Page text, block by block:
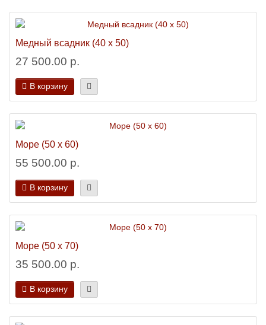
Медный всадник (40 х 50)
27 500.00 р.
В корзину
Море (50 х 60)
55 500.00 р.
В корзину
Море (50 х 70)
35 500.00 р.
В корзину